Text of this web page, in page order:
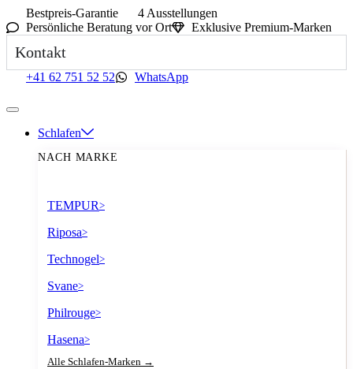
Bestpreis-Garantie
4 Ausstellungen
Persönliche Beratung vor Ort
Exklusive Premium-Marken
Kontakt
+41 62 751 52 52 WhatsApp
Schlafen
NACH MARKE
TEMPUR>
Riposa>
Technogel>
Svane>
Philrouge>
Hasena>
Alle Schlafen-Marken →